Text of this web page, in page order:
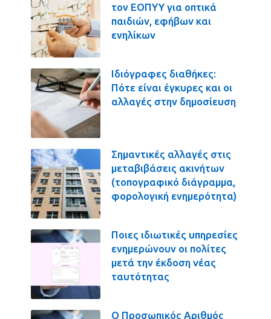
τον ΕΟΠΥΥ για οπτικά
παιδιών, εφήβων και
ενηλίκων
Ιδιόγραφες διαθήκες:
Πότε είναι έγκυρες και οι
αλλαγές στην δημοσίευση
Σημαντικές αλλαγές στις
μεταβιβάσεις ακινήτων
(τοπογραφικό διάγραμμα,
φορολογική ενημερότητα)
Ποιες ιδιωτικές υπηρεσίες
ενημερώνουν οι πολίτες
μετά την έκδοση νέας
ταυτότητας
Ο Προσωπικός Αριθμός